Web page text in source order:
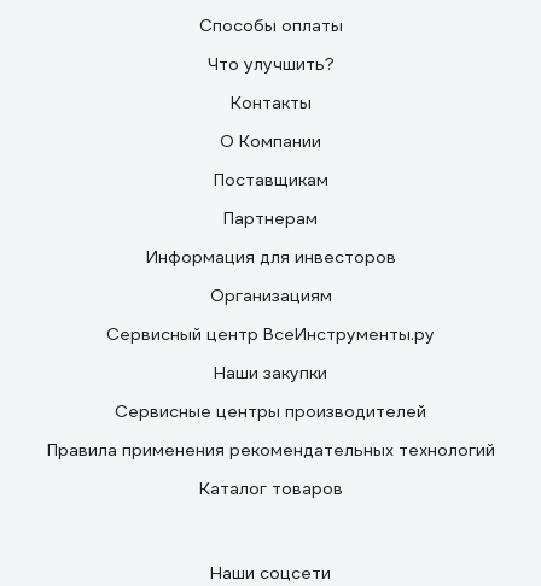
Способы оплаты
Что улучшить?
Контакты
О Компании
Поставщикам
Партнерам
Информация для инвесторов
Организациям
Сервисный центр ВсеИнструменты.ру
Наши закупки
Сервисные центры производителей
Правила применения рекомендательных технологий
Каталог товаров
Наши соцсети